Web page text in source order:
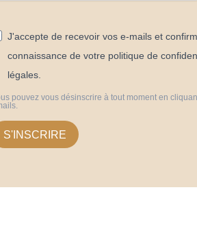
J'accepte de recevoir vos e-mails et
connaissance de votre politique de
légales.
pouvez vous désinscrire à tout moment en
S'INSCRIRE